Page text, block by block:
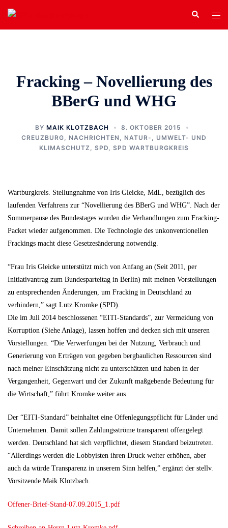
Zum
Inhalt
springen
Search
Fracking – Novellierung des
BBerG und WHG
BY MAIK KLOTZBACH
8. OKTOBER 2015
CREUZBURG
NACHRICHTEN
NATUR-, UMWELT- UND
KLIMASCHUTZ
SPD SPD WARTBURGKREIS
Wartburgkreis. Stellungnahme von Iris Gleicke, MdL, bezüglich des
laufenden Verfahrens zur “Novellierung des BBerG und WHG”. Nach der
Sommerpause des Bundestages wurden die Verhandlungen zum Fracking-
Packet wieder aufgenommen. Die Technologie des unkonventionellen
Frackings macht diese Gesetzesänderung notwendig.
“Frau Iris Gleicke unterstützt mich von Anfang an (Seit 2011, per
Initiativantrag zum Bundesparteitag in Berlin) mit meinen Vorstellungen
zu entsprechenden Änderungen, um Fracking in Deutschland zu
verhindern,” sagt Lutz Kromke (SPD).
Die im Juli 2014 beschlossenen “EITI-Standards”, zur Vermeidung von
Korruption (Siehe Anlage), lassen hoffen und decken sich mit unseren
Vorstellungen. “Die Verwerfungen bei der Nutzung, Verbrauch und
Generierung von Erträgen von gegeben bergbaulichen Ressourcen sind
nach meiner Einschätzung nicht zu unterschätzen und haben in der
Vergangenheit, Gegenwart und der Zukunft maßgebende Bedeutung für
die Wirtschaft,” führt Kromke weiter aus.
Der “EITI-Standard” beinhaltet eine Offenlegungspflicht für Länder und
Unternehmen. Damit sollen Zahlungsströme transparent offengelegt
werden. Deutschland hat sich verpflichtet, diesem Standard beizutreten.
“Allerdings werden die Lobbyisten ihren Druck weiter erhöhen, aber
auch da würde Transparenz in unserem Sinn helfen,” ergänzt der stellv.
Vorsitzende Maik Klotzbach.
Offener-Brief-Stand-07.09.2015_1.pdf